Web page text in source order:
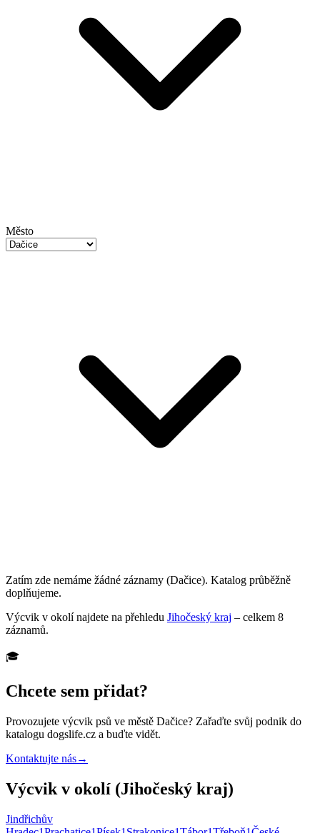
Město
Zatím zde nemáme žádné záznamy (Dačice). Katalog průběžně
doplňujeme.
Výcvik v okolí najdete na přehledu Jihočeský kraj – celkem 8
záznamů.
🎓
Chcete sem přidat?
Provozujete výcvik psů ve městě Dačice? Zařaďte svůj podnik do
katalogu dogslife.cz a buďte vidět.
Kontaktujte nás→
Výcvik v okolí (Jihočeský kraj)
Jindřichův